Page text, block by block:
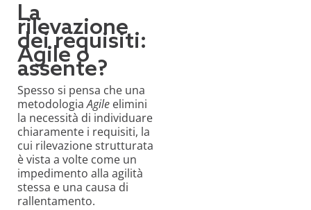
La
rilevazione
dei requisiti:
Agile o
assente?
Spesso si pensa che una
metodologiaAgile elimini
la necessità di individuare
chiaramente i requisiti, la
cui rilevazione strutturata
è vista a volte come un
impedimento alla agilità
stessa e una causa di
rallentamento.